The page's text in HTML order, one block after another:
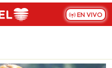
EN VIVO